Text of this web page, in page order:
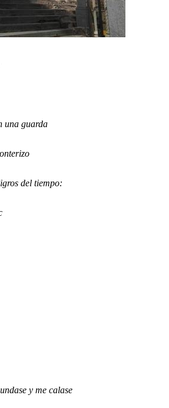
una guarda
del tiempo:
y me calase